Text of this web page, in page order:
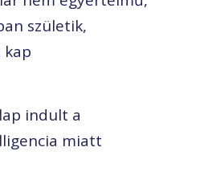
születik,
indult a
miatt